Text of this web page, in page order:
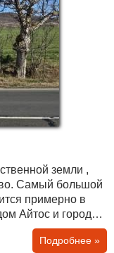
земли ,
Айтос и городом
ещё два
Подробнее »